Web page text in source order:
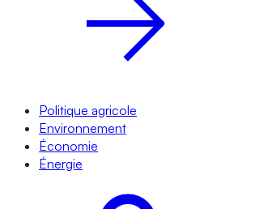
Politique agricole
Environnement
Économie
Énergie